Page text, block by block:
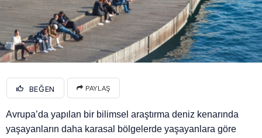
BEĞEN PAYLAŞ
Avrupa’da yapılan bir bilimsel araştırma deniz kenarında
yaşayanların daha karasal bölgelerde yaşayanlara göre